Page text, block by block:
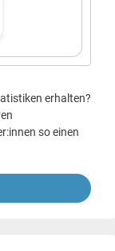
erhalten?
so einen